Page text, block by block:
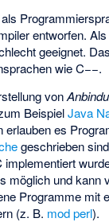
entworfen.
geeignet.
wieC−−.
von
BeispielJava
erlauben es
geschrieben
implementiert
möglich und kann
Programme mit
(z. B. mod perl).